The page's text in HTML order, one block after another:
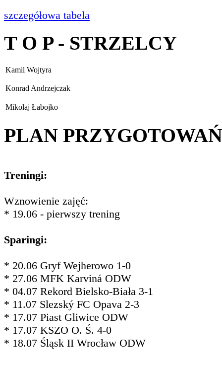
szczegółowa tabela
T O P - STRZELCY
Kamil Wojtyra
Konrad Andrzejczak
Mikołaj Łabojko
PLAN PRZYGOTOWAŃ
Treningi:
Wznowienie zajęć:
* 19.06 - pierwszy trening
Sparingi:
* 20.06 Gryf Wejherowo 1-0
* 27.06 MFK Karviná ODW
* 04.07 Rekord Bielsko-Biała 3-1
* 11.07 Slezský FC Opava 2-3
* 17.07 Piast Gliwice ODW
* 17.07 KSZO O. Ś. 4-0
* 18.07 Śląsk II Wrocław ODW